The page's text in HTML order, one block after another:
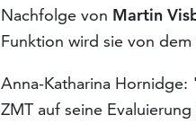
Nachfolge von Martin
Funktion wird sie von
Anna-Katharina
ZMT auf seine